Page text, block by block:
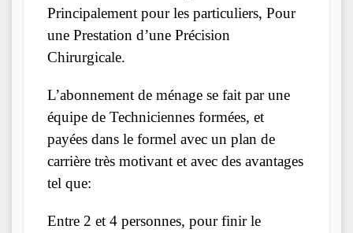
Principalement pour les particuliers, Pour
une Prestation d’une Précision
Chirurgicale.
L’abonnement de ménage se fait par une
équipe de Techniciennes formées, et
payées dans le formel avec un plan de
carrière très motivant et avec des avantages
tel que:
Entre 2 et 4 personnes, pour finir le